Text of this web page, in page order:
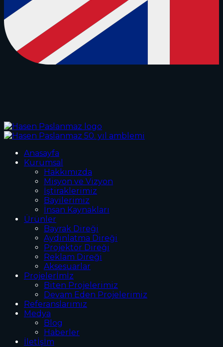
Anasayfa
Kurumsal
Hakkımızda
Misyon ve Vizyon
İştiraklerimiz
Bayilerimiz
İnsan Kaynakları
Ürünler
Bayrak Direği
Aydınlatma Direği
Projektör Direği
Reklam Direği
Aksesuarlar
Projelerİmİz
Biten Projelerimiz
Devam Eden Projelerimiz
Referanslarımız
Medya
Blog
Haberler
İletİşİm